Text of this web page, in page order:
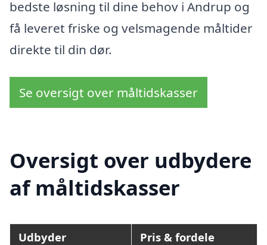
bedste løsning til dine behov i Andrup og
få leveret friske og velsmagende måltider
direkte til din dør.
Se oversigt over måltidskasser
Oversigt over udbydere
af måltidskasser
Udbyder Pris & fordele